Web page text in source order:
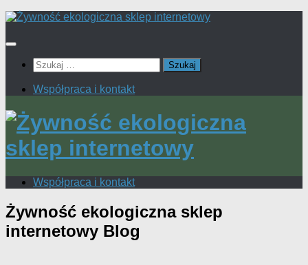
Przeskocz
treści
Szukaj:
Współpraca i kontakt
Współpraca i kontakt
Żywność ekologiczna sklep
internetowy Blog